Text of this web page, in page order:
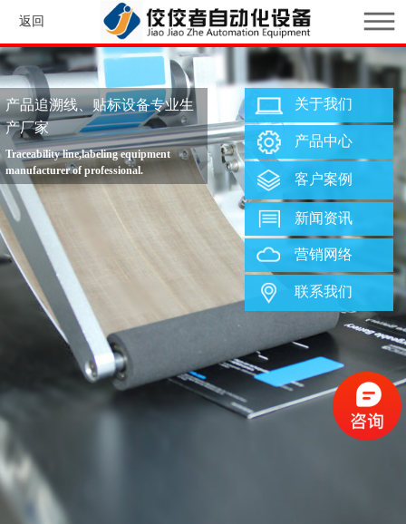
返回
产品追溯线、贴标设备专业生
产厂家
Traceability line,labeling equipment
manufacturer of professional.
关于我们
产品中心
客户案例
新闻资讯
营销网络
联系我们